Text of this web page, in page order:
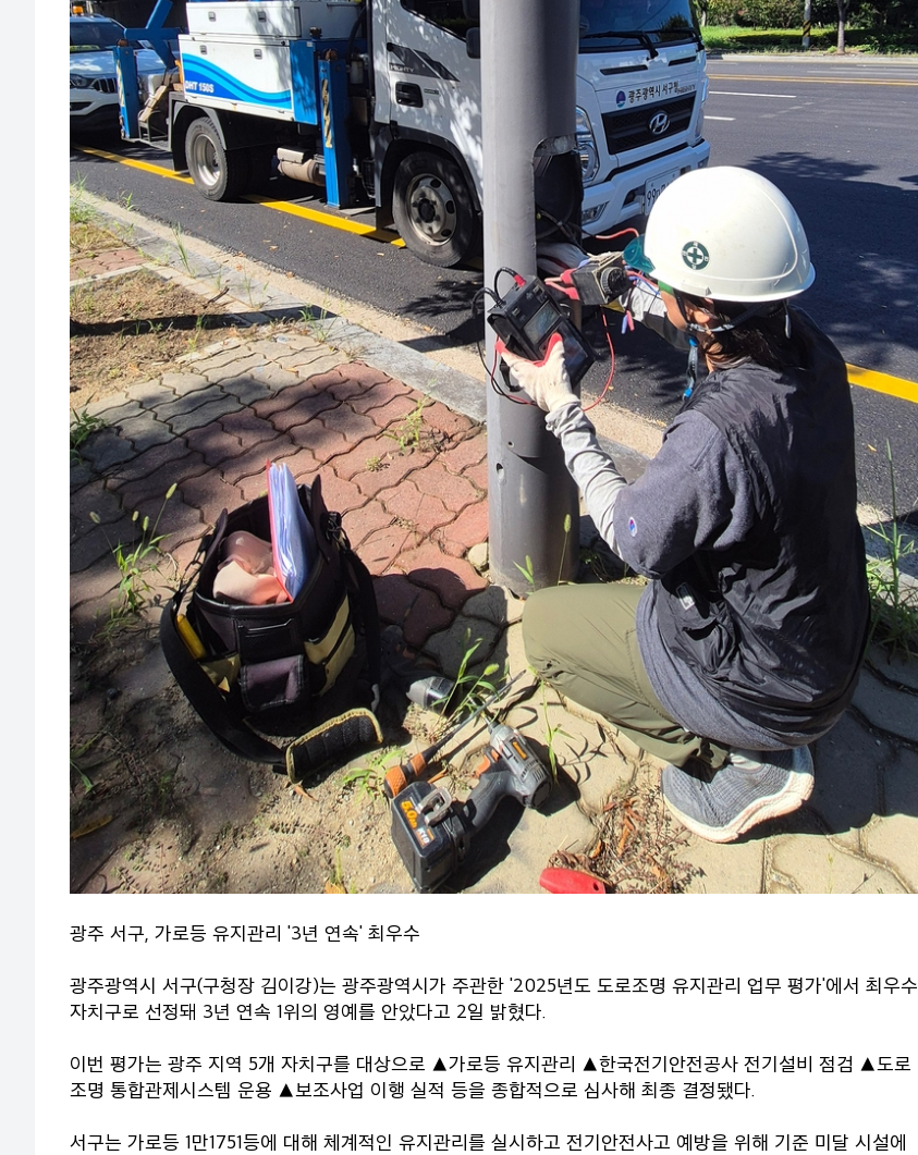
광주 서구, 가로등 유지관리 '3년 연속' 최우수
광주광역시 서구(구청장 김이강)는 광주광역시가 주관한 '2025년도 도로조명 유지관리 업무 평가'에서 최우수
자치구로 선정돼 3년 연속 1위의 영예를 안았다고 2일 밝혔다.
이번 평가는 광주 지역 5개 자치구를 대상으로 ▲가로등 유지관리 ▲한국전기안전공사 전기설비 점검 ▲도로
조명 통합관제시스템 운용 ▲보조사업 이행 실적 등을 종합적으로 심사해 최종 결정됐다.
서구는 가로등 1만1751등에 대해 체계적인 유지관리를 실시하고 전기안전사고 예방을 위해 기준 미달 시설에